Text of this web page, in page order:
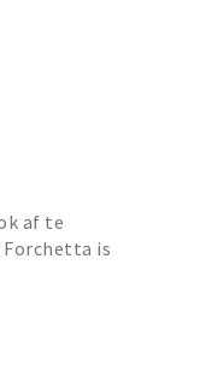
af te
Forchetta is